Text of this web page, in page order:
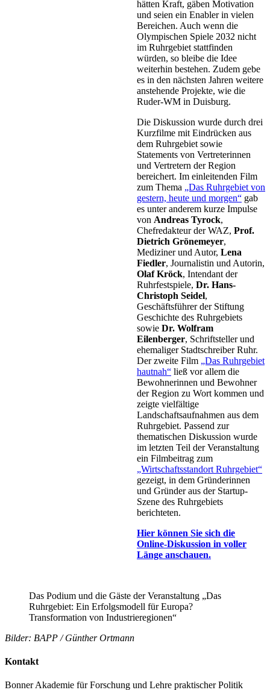
hätten Kraft, gäben Motivation
und seien ein Enabler in vielen
Bereichen. Auch wenn die
Olympischen Spiele 2032 nicht
im Ruhrgebiet stattfinden
würden, so bleibe die Idee
weiterhin bestehen. Zudem gebe
es in den nächsten Jahren weitere
anstehende Projekte, wie die
Ruder-WM in Duisburg.
Die Diskussion wurde durch drei
Kurzfilme mit Eindrücken aus
dem Ruhrgebiet sowie
Statements von Vertreterinnen
und Vertretern der Region
bereichert. Im einleitenden Film
zum Thema „Das Ruhrgebiet von
gestern, heute und morgen“ gab
es unter anderem kurze Impulse
von Andreas Tyrock,
Chefredakteur der WAZ, Prof.
Dietrich Grönemeyer,
Mediziner und Autor, Lena
Fiedler, Journalistin und Autorin,
Olaf Kröck, Intendant der
Ruhrfestspiele, Dr. Hans-
Christoph Seidel,
Geschäftsführer der Stiftung
Geschichte des Ruhrgebiets
sowie Dr. Wolfram
Eilenberger, Schriftsteller und
ehemaliger Stadtschreiber Ruhr.
Der zweite Film „Das Ruhrgebiet
hautnah“ ließ vor allem die
Bewohnerinnen und Bewohner
der Region zu Wort kommen und
zeigte vielfältige
Landschaftsaufnahmen aus dem
Ruhrgebiet. Passend zur
thematischen Diskussion wurde
im letzten Teil der Veranstaltung
ein Filmbeitrag zum
„Wirtschaftsstandort Ruhrgebiet“
gezeigt, in dem Gründerinnen
und Gründer aus der Startup-
Szene des Ruhrgebiets
berichteten.
Hier können Sie sich die
Online-Diskussion in voller
Länge anschauen.
Das Podium und die Gäste der Veranstaltung „Das
Ruhrgebiet: Ein Erfolgsmodell für Europa?
Transformation von Industrieregionen“
Bilder: BAPP / Günther Ortmann
Kontakt
Bonner Akademie für Forschung und Lehre praktischer Politik